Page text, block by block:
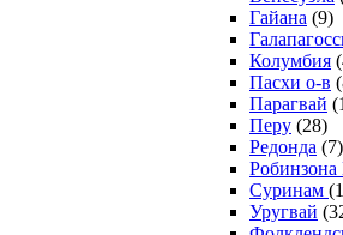
Гайана (9)
Колумбия
Пасхи о-в
Парагвай
Перу (28)
Редонда (7)
Робинзона
Суринам
Уругвай